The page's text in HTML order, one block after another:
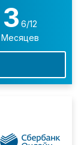
3 6/12
Месяцев